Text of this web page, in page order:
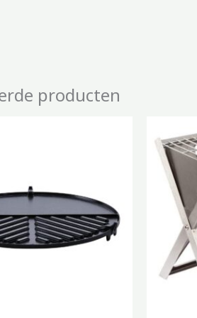
producten